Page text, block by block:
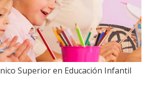
Superior en Educación Infantil